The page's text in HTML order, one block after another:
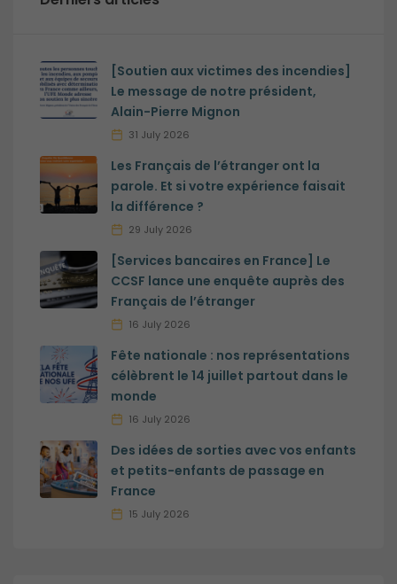
[Soutien aux victimes des incendies]
Le message de notre président,
Alain-Pierre Mignon
31 July 2026
Les Français de l’étranger ont la
parole. Et si votre expérience faisait
la différence ?
29 July 2026
[Services bancaires en France] Le
CCSF lance une enquête auprès des
Français de l’étranger
16 July 2026
Fête nationale : nos représentations
célèbrent le 14 juillet partout dans le
monde
16 July 2026
Des idées de sorties avec vos enfants
et petits-enfants de passage en
France
15 July 2026